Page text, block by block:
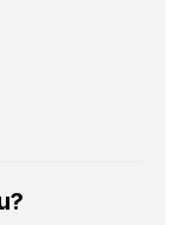
a barvocit,